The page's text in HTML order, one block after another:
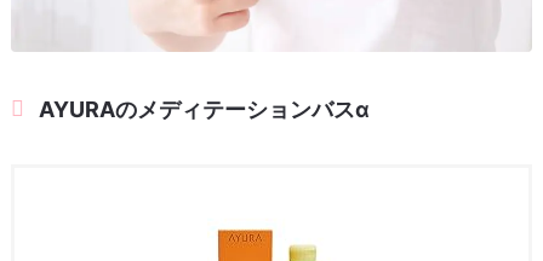
AYURAのメディテーションバスα